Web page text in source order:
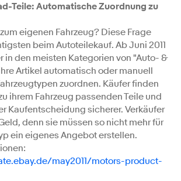
Teile: Automatische Zuordnung zu
eigenen Fahrzeug? Diese Frage
beim Autoteilekauf. Ab Juni 2011
in den meisten Kategorien von "Auto- &
Artikel automatisch oder manuell
zuordnen. Käufer finden
ihrem Fahrzeug passenden Teile und
Kaufentscheidung sicherer. Verkäufer
denn sie müssen so nicht mehr für
ein eigenes Angebot erstellen.
may2011/motors-product-